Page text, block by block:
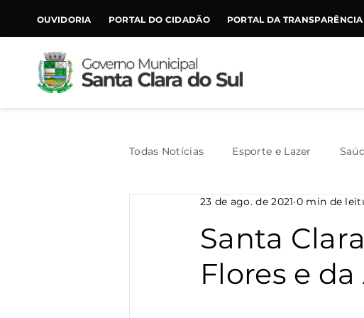
CONTEÚDO
OUVIDORIA PORTAL DO CIDADÃO PORTAL DA TRANSPARÊNCIA
Todas Notícias Esporte e Lazer
Assistência Social Geral Meio
Agricultura Habitação
Santa
Flores e
23 de ago. de 2021 0 min de